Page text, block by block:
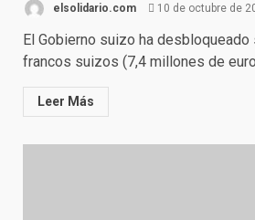
elsolidario.com 10 de octubre de
El Gobierno suizo ha
francos suizos (7,4 millones de
Leer Más